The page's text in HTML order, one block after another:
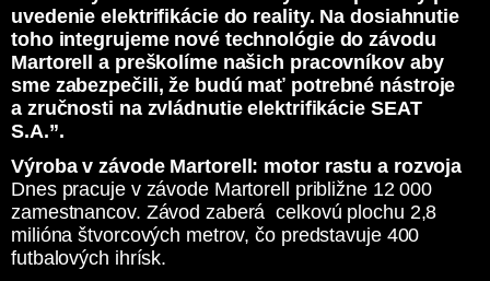
uvedenie elektrifikácie do reality. Na dosiahnutie
toho integrujeme nové technológie do závodu
Martorell a preškolíme našich pracovníkov aby
sme zabezpečili, že budú mať potrebné nástroje
a zručnosti na zvládnutie elektrifikácie SEAT
S.A.”.
Výroba v závode Martorell: motor rastu a rozvoja
Dnes pracuje v závode Martorell približne 12 000
zamestnancov. Závod zaberá celkovú plochu 2,8
milióna štvorcových metrov, čo predstavuje 400
futbalových ihrísk.